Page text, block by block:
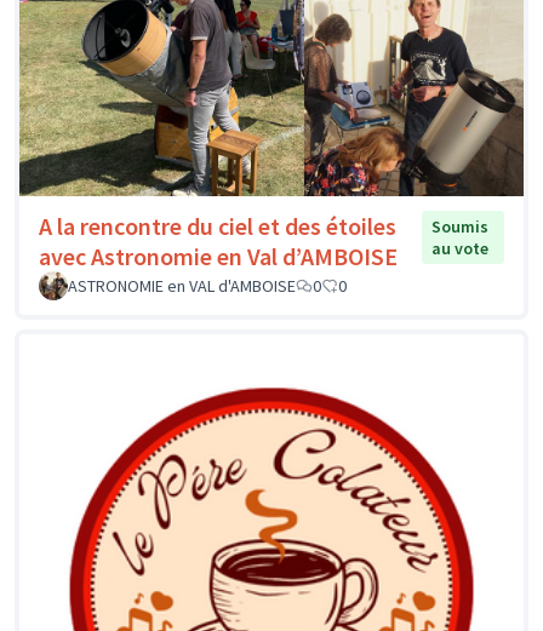
A la rencontre du ciel et des étoiles
avec Astronomie en Val d’AMBOISE
Soumis
au vote
ASTRONOMIE en VAL d'AMBOISE
0 0